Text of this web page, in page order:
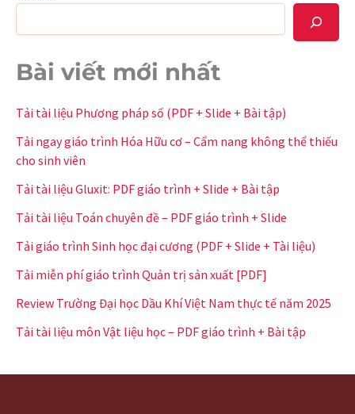
Bài viết mới nhất
Tải tài liệu Phương pháp số (PDF + Slide + Bài tập)
Tải ngay giáo trình Hóa Hữu cơ – Cẩm nang không thể thiếu
cho sinh viên
Tải tài liệu Gluxit: PDF giáo trình + Slide + Bài tập
Tải tài liệu Toán chuyên đề – PDF giáo trình + Slide
Tải giáo trình Sinh học đại cương (PDF + Slide + Tài liệu)
Tải miễn phí giáo trình Quản trị sản xuất [PDF]
Review Trường Đại học Dầu Khí Việt Nam thực tế năm 2025
Tải tài liệu môn Vật liệu học – PDF giáo trình + Bài tập